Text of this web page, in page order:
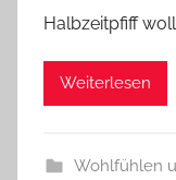
Halbzeitpfiff
Weiterlesen
Wohlfühlen